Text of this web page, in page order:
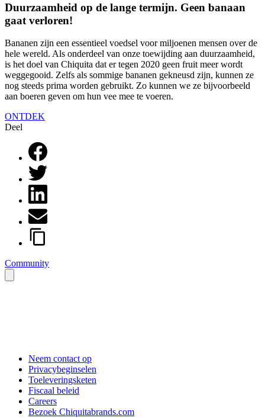
Duurzaamheid op de lange termijn. Geen banaan
gaat verloren!
Bananen zijn een essentieel voedsel voor miljoenen mensen over de
hele wereld. Als onderdeel van onze toewijding aan duurzaamheid,
is het doel van Chiquita dat er tegen 2020 geen fruit meer wordt
weggegooid. Zelfs als sommige bananen gekneusd zijn, kunnen ze
nog steeds prima worden gebruikt. Zo kunnen we ze bijvoorbeeld
aan boeren geven om hun vee mee te voeren.
ONTDEK
Deel
Community
Neem contact op
Privacybeginselen
Toeleveringsketen
Fiscaal beleid
Careers
Bezoek Chiquitabrands.com